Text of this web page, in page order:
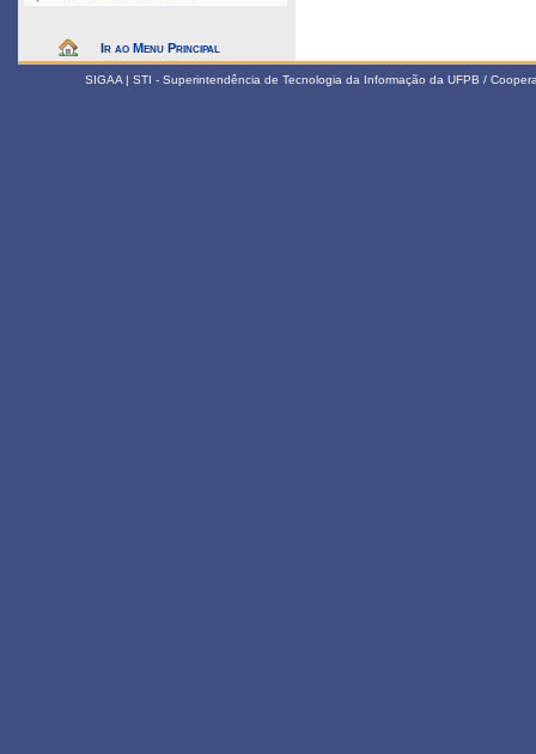
Ir ao Menu Principal
SIGAA | STI - Superintendência de Tecnologia da Informação da UFPB /